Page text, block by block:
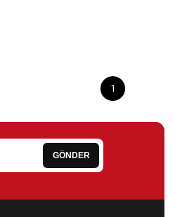
1
GÖNDER